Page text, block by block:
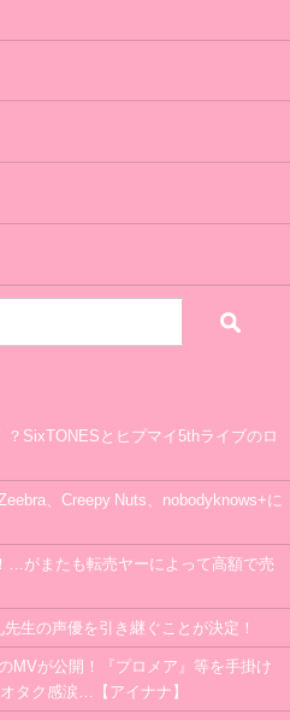
？SixTONESとヒプマイ5thライブのロ
、Creepy Nuts、nobodyknows+に
…がまたも転売ヤーによって高額で売
生の声優を引き継ぐことが決定！
MVが公開！『プロメア』等を手掛け
タク感涙…【アイナナ】